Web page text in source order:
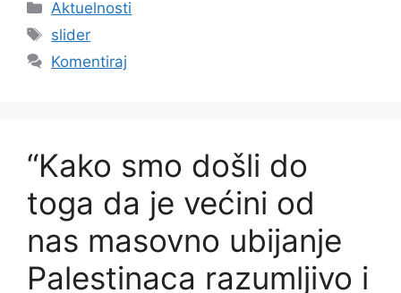
Kategorije
Aktuelnosti
Oznake
slider
Komentiraj
“Kako smo došli do
toga da je većini od
nas masovno ubijanje
Palestinaca razumljivo i